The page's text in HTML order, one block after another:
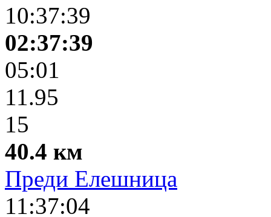
10:37:39
02:37:39
05:01
11.95
15
40.4 км
Преди Елешница
11:37:04